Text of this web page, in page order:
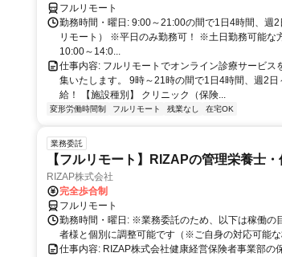
フルリモート
勤務時間・曜日: 9:00～21:00の間で1日4時間、週
リモート） ※平日のみ勤務可！ ※土日勤務可能な
10:00～14:0...
仕事内容: フルリモートでオンライン診療サービス
集いたします。 9時～21時の間で1日4時間、週2
給！ 【施設種別】 クリニック（保険...
変形労働時間制 フルリモート 残業なし 在宅OK
業務委託
【フルリモート】RIZAPの管理栄養士
RIZAP株式会社
完全歩合制
フルリモート
勤務時間・曜日: ※業務委託のため、以下は稼働の
者様と個別に調整可能です（※ご自身の対応可能
仕事内容: RIZAP株式会社健康経営保険者事業部